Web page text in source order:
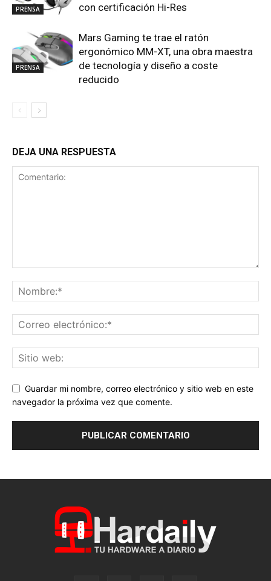
PRENSA
con certificación Hi-Res
PRENSA
Mars Gaming te trae el ratón
ergonómico MM-XT, una obra maestra
de tecnología y diseño a coste
reducido
DEJA UNA RESPUESTA
Guardar mi nombre, correo electrónico y sitio web en este
navegador la próxima vez que comente.